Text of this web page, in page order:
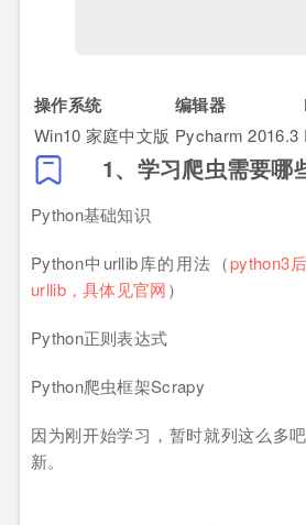
操作系统 编辑器
Win10 家庭中文版 Pycharm 2016.3
1、学习爬虫需要哪
Python基础知识
Python中urllib库的用法（python3
urllib，具体见官网）
Python正则表达式
Python爬虫框架Scrapy
因为刚开始学习，暂时就列这么多
新。